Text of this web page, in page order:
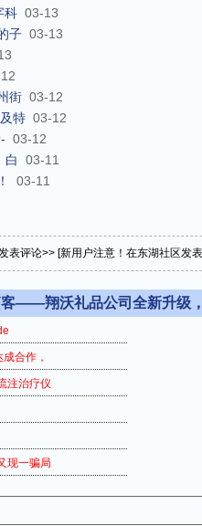
科 03-13
子 03-13
街 03-12
特 03-12
03-12
白
03-11
03-11
表评论>> [新用户注意！在东湖社区发
——翔沃礼品公司全新升级
合作，
注治疗仪
现一骗局